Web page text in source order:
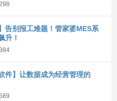
告别报工难题！管家婆MES系
升！
件】让数据成为经营管理的